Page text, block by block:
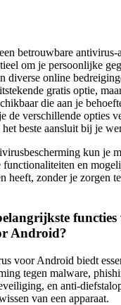
betrouwbare
om je persoonlijke
diverse online
gratis optie,
die aan je
de verschillende opties
beste aansluit bij je
kun je
functionaliteiten en
heeft, zonder je zorgen
functies
Android?
voor Android biedt
tegen malware,
en anti-
van een apparaat.